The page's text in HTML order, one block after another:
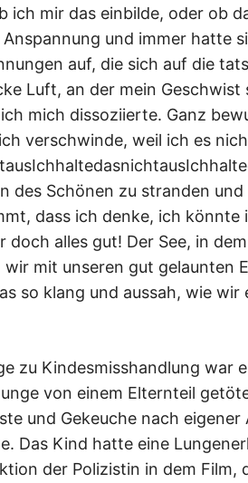
ich mir das einbilde, oder ob
und immer hatte
auf, die sich auf die
Luft, an der mein
mich dissoziierte. Ganz
verschwinde, weil ich es
des Schönen zu stranden
dass ich denke, ich könnte
doch alles gut! Der See, in
wir mit unseren gut gelaunten
so klang und aussah, wie wir
zu Kindesmisshandlung war
von einem Elternteil
und Gekeuche nach
Das Kind hatte eine
der Polizistin in dem Film,